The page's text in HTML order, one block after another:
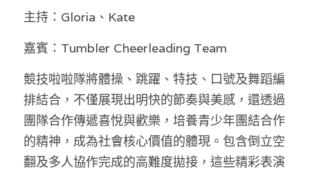
林伯強專欄
馮煒光專欄
趙處機專欄
KOL 精選
大衛sir專欄
條款及細則
關於我們
主持：Gloria、Kate
嘉賓：Tumbler Cheerleading Team
競技啦啦隊將體操、跳躍、特技、口號及舞蹈編
排結合，不僅展現出明快的節奏與美感，還透過
團隊合作傳遞喜悅與歡樂，培養青少年團結合作
的精神，成為社會核心價值的體現。包含倒立空
翻及多人協作完成的高難度拋接，這些精彩表演